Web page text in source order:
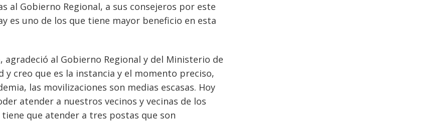
al Gobierno Regional, a sus consejeros por este
es uno de los que tiene mayor beneficio en esta
agradeció al Gobierno Regional y del Ministerio de
y creo que es la instancia y el momento preciso,
las movilizaciones son medias escasas. Hoy
atender a nuestros vecinos y vecinas de los
que atender a tres postas que son